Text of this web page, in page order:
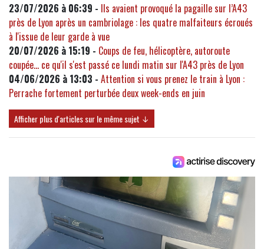
23/07/2026 à 06:39 - Ils avaient provoqué la pagaille sur l’A43
près de Lyon après un cambriolage : les quatre malfaiteurs écroués
à l'issue de leur garde à vue
20/07/2026 à 15:19 - Coups de feu, hélicoptère, autoroute
coupée... ce qu'il s'est passé ce lundi matin sur l'A43 près de Lyon
04/06/2026 à 13:03 - Attention si vous prenez le train à Lyon :
Perrache fortement perturbée deux week-ends en juin
Afficher plus d'articles sur le même sujet ↓